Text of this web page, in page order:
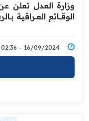
وزارة العدل تعلن عن
‏الوقــــائع العــراقية
16/09/2024 - 02:36 صباحًا